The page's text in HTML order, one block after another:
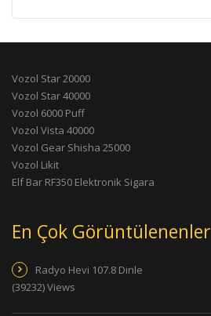
Vozol Star 20000
Vozol Star 40000
Vozol 6000 Puff
Vozol Vista 40000
Vozol Gear Shisha 25000
Vozol Likit
Elf Bar RF350 Elektronik Sigara
En Çok Görüntülenenler
Radyo Hevi 107.8 Dinle
(39232) Views